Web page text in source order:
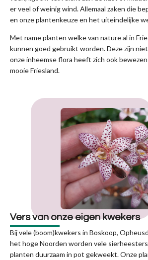
er veel of weinig wind. Allemaal zaken die
en onze plantenkeuze en het uiteindelijke
Met name planten welke van nature al in
kunnen goed gebruikt worden. Deze zijn
onze inheemse flora heeft zich ook
mooie Friesland.
Vers van onze eigen kwekers
Bij vele (boom)kwekers in Boskoop,
het hoge Noorden worden vele
planten duurzaam in pot gekweekt. Onze